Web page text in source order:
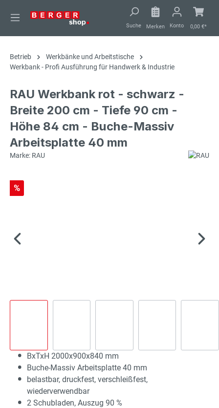
springen
Suche Merken Konto 0,00 €*
Betrieb
Werkbänke und Arbeitstische
Werkbank - Profi Ausführung für Handwerk & Industrie
RAU Werkbank rot - schwarz -
Breite 200 cm - Tiefe 90 cm -
Höhe 84 cm - Buche-Massiv
Arbeitsplatte 40 mm
Marke: RAU
%
BxTxH 2000x900x840 mm
Buche-Massiv Arbeitsplatte 40 mm
belastbar, druckfest, verschleißfest,
wiederverwendbar
2 Schubladen, Auszug 90 %